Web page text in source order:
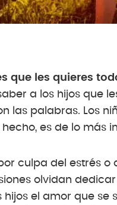
que les quieres
a los hijos que
las palabras. Los
es de lo más
culpa del estrés
olvidan
hijos el amor que